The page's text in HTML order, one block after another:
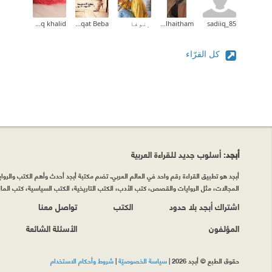
sadiiq_85
Zainab_alhaitham ﮼نوفا Ashiqat Beba
ashwaq khalid
كل القرّاء
أبجد: أسلوب جديد للقراءة العربية
أبجد هو تطبيق القراءة رقم واحد في العالم العربي. تضم مكتبة أبجد أحدث وأهم الكتب
المجالات، مثل الروايات والقصص، كتب الأدب، الكتب التاريخية، الكتب السياسية، كتب
اشتراك أبجد بلا حدود
المؤلفون
الكتب
تواصل معنا
الأسئلة الشائعة
حقوق الطبع © أبجد 2026 |سياسة الخصوصيّة|شروط وأحكام الاستخدام